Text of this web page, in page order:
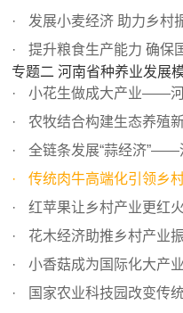
发展小麦经济 助力乡村振兴
提升粮食生产能力 确保国
专题二 河南省种养业发展
小花生做成大产业——河
农牧结合构建生态养殖新
全链条发展“蒜经济”——
传统肉牛高端化引领乡村
红苹果让乡村产业更红火
花木经济助推乡村产业振
小香菇成为国际化大产业
国家农业科技园改变传统